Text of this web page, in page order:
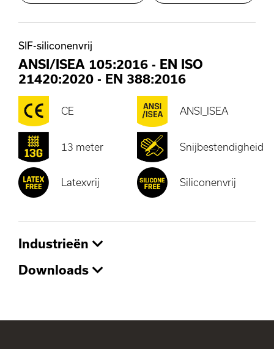
SIF-siliconenvrij
ANSI/ISEA 105:2016 - EN ISO
21420:2020 - EN 388:2016
CE ANSI_ISEA
13 meter Snijbestendigheid
Latexvrij Siliconenvrij
Industrieën
Downloads